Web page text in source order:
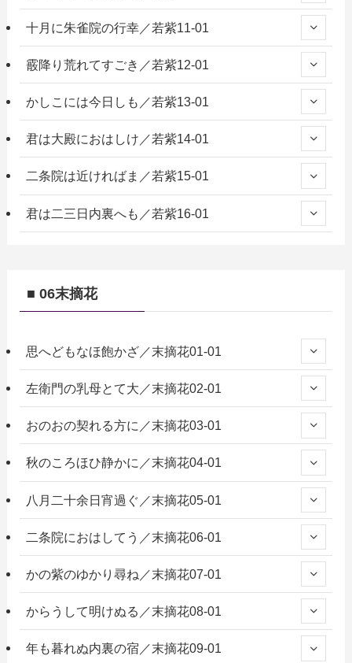
十月に朱雀院の行幸／若紫11-01
霰降り荒れてすごき／若紫12-01
かしこには今日しも／若紫13-01
君は大殿におはしけ／若紫14-01
二条院は近ければま／若紫15-01
君は二三日内裏へも／若紫16-01
■ 06末摘花
思へどもなほ飽かざ／末摘花01-01
左衛門の乳母とて大／末摘花02-01
おのおの契れる方に／末摘花03-01
秋のころほひ静かに／末摘花04-01
八月二十余日宵過ぐ／末摘花05-01
二条院におはしてう／末摘花06-01
かの紫のゆかり尋ね／末摘花07-01
からうして明けぬる／末摘花08-01
年も暮れぬ内裏の宿／末摘花09-01